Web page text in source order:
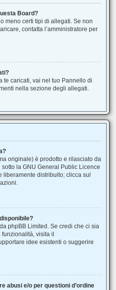
Board?
meno certi tipi di allegati. Se non
contatta l’amministratore per
te caricati, vai nel tuo Pannello di
nella sezione degli allegati.
originale) è prodotto e rilasciato da
la GNU General Public Licence
distribuito; clicca sul
phpBB Limited. Se credi che ci sia
visita il
idee esistenti o suggerire
abusi e/o per questioni d’ordine